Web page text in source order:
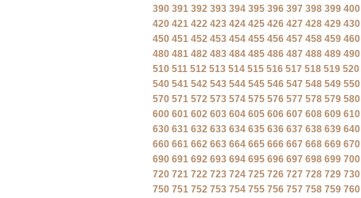
390 391 392 393 394 395 396 397 398 399 400
420 421 422 423 424 425 426 427 428 429 430
450 451 452 453 454 455 456 457 458 459 460
480 481 482 483 484 485 486 487 488 489 490
510 511 512 513 514 515 516 517 518 519 520
540 541 542 543 544 545 546 547 548 549 550
570 571 572 573 574 575 576 577 578 579 580
600 601 602 603 604 605 606 607 608 609 610
630 631 632 633 634 635 636 637 638 639 640
660 661 662 663 664 665 666 667 668 669 670
690 691 692 693 694 695 696 697 698 699 700
720 721 722 723 724 725 726 727 728 729 730
750 751 752 753 754 755 756 757 758 759 760